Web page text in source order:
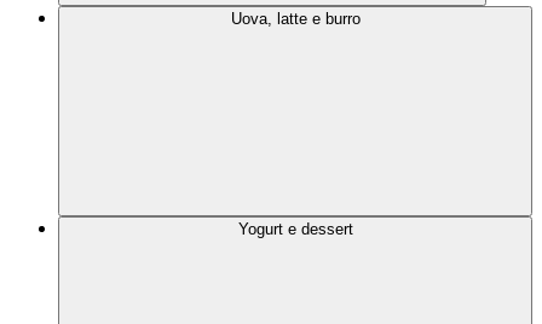
Uova, latte e burro
Yogurt e dessert